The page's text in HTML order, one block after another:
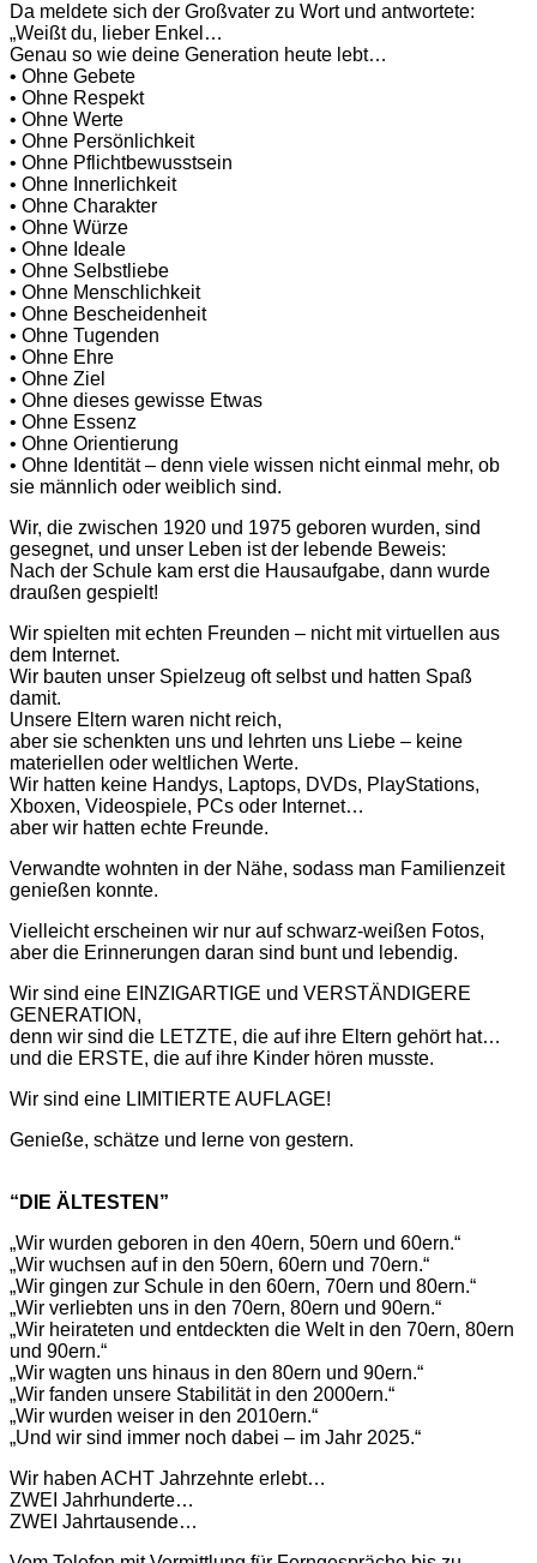
Da meldete sich der Großvater zu Wort und antwortete:
„Weißt du, lieber Enkel…
Genau so wie deine Generation heute lebt…
• Ohne Gebete
• Ohne Respekt
• Ohne Werte
• Ohne Persönlichkeit
• Ohne Pflichtbewusstsein
• Ohne Innerlichkeit
• Ohne Charakter
• Ohne Würze
• Ohne Ideale
• Ohne Selbstliebe
• Ohne Menschlichkeit
• Ohne Bescheidenheit
• Ohne Tugenden
• Ohne Ehre
• Ohne Ziel
• Ohne dieses gewisse Etwas
• Ohne Essenz
• Ohne Orientierung
• Ohne Identität – denn viele wissen nicht einmal mehr, ob
sie männlich oder weiblich sind.
Wir, die zwischen 1920 und 1975 geboren wurden, sind
gesegnet, und unser Leben ist der lebende Beweis:
Nach der Schule kam erst die Hausaufgabe, dann wurde
draußen gespielt!
Wir spielten mit echten Freunden – nicht mit virtuellen aus
dem Internet.
Wir bauten unser Spielzeug oft selbst und hatten Spaß
damit.
Unsere Eltern waren nicht reich,
aber sie schenkten uns und lehrten uns Liebe – keine
materiellen oder weltlichen Werte.
Wir hatten keine Handys, Laptops, DVDs, PlayStations,
Xboxen, Videospiele, PCs oder Internet…
aber wir hatten echte Freunde.
Verwandte wohnten in der Nähe, sodass man Familienzeit
genießen konnte.
Vielleicht erscheinen wir nur auf schwarz-weißen Fotos,
aber die Erinnerungen daran sind bunt und lebendig.
Wir sind eine EINZIGARTIGE und VERSTÄNDIGERE
GENERATION,
denn wir sind die LETZTE, die auf ihre Eltern gehört hat…
und die ERSTE, die auf ihre Kinder hören musste.
Wir sind eine LIMITIERTE AUFLAGE!
Genieße, schätze und lerne von gestern.
“DIE ÄLTESTEN”
„Wir wurden geboren in den 40ern, 50ern und 60ern.“
„Wir wuchsen auf in den 50ern, 60ern und 70ern.“
„Wir gingen zur Schule in den 60ern, 70ern und 80ern.“
„Wir verliebten uns in den 70ern, 80ern und 90ern.“
„Wir heirateten und entdeckten die Welt in den 70ern, 80ern
und 90ern.“
„Wir wagten uns hinaus in den 80ern und 90ern.“
„Wir fanden unsere Stabilität in den 2000ern.“
„Wir wurden weiser in den 2010ern.“
„Und wir sind immer noch dabei – im Jahr 2025.“
Wir haben ACHT Jahrzehnte erlebt…
ZWEI Jahrhunderte…
ZWEI Jahrtausende…